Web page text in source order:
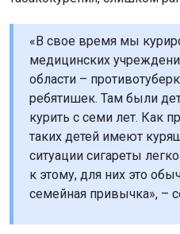
«В свое время мы
медицинских
области –
ребятишек. Там были
курить с семи лет. Как
таких детей имеют
ситуации сигареты
к этому, для них это
семейная привычка», –